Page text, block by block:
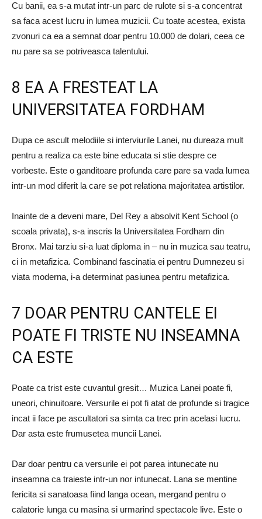
Cu banii, ea s-a mutat intr-un parc de rulote si s-a concentrat
sa faca acest lucru in lumea muzicii. Cu toate acestea, exista
zvonuri ca ea a semnat doar pentru 10.000 de dolari, ceea ce
nu pare sa se potriveasca talentului.
8 EA A FRESTEAT LA
UNIVERSITATEA FORDHAM
Dupa ce ascult melodiile si interviurile Lanei, nu dureaza mult
pentru a realiza ca este bine educata si stie despre ce
vorbeste. Este o ganditoare profunda care pare sa vada lumea
intr-un mod diferit la care se pot relationa majoritatea artistilor.
Inainte de a deveni mare, Del Rey a absolvit Kent School (o
scoala privata), s-a inscris la Universitatea Fordham din
Bronx. Mai tarziu si-a luat diploma in – nu in muzica sau teatru,
ci in metafizica. Combinand fascinatia ei pentru Dumnezeu si
viata moderna, i-a determinat pasiunea pentru metafizica.
7 DOAR PENTRU CANTELE EI
POATE FI TRISTE NU INSEAMNA
CA ESTE
Poate ca trist este cuvantul gresit… Muzica Lanei poate fi,
uneori, chinuitoare. Versurile ei pot fi atat de profunde si tragice
incat ii face pe ascultatori sa simta ca trec prin acelasi lucru.
Dar asta este frumusetea muncii Lanei.
Dar doar pentru ca versurile ei pot parea intunecate nu
inseamna ca traieste intr-un nor intunecat. Lana se mentine
fericita si sanatoasa fiind langa ocean, mergand pentru o
calatorie lunga cu masina si urmarind spectacole live. Este o